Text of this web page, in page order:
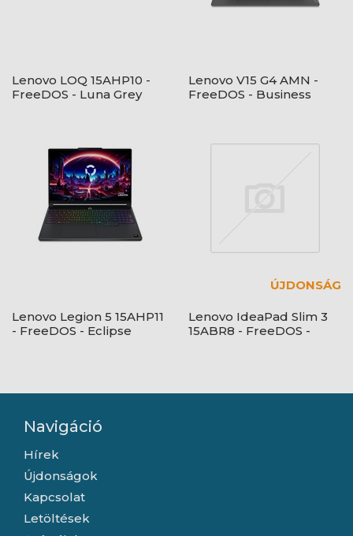
Lenovo LOQ 15AHP10 -
FreeDOS - Luna Grey
Lenovo V15 G4 AMN -
FreeDOS - Business
Lenovo Legion 5 15AHP11
- FreeDOS - Eclipse
ÚJDONSÁG
Lenovo IdeaPad Slim 3
15ABR8 - FreeDOS -
Navigáció
Hírek
Újdonságok
Kapcsolat
Letöltések